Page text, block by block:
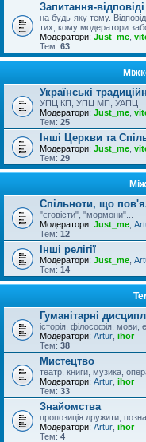
Запитання-відповіді
на будь-яку тему.
тих, кому модератори
Модератори: Just_me
Тем: 63
Українські
УПЦ КП, УПЦ МП, УАПЦ
Модератори: Just_me
Тем: 25
Інші Церкви та
Модератори: Just_me
Тем: 29
Спільноти, що
"єговісти", "мормони"...
Модератори: Just_me
Тем: 12
Інші релігії
Модератори: Just_me
Тем: 14
Гуманітарні
історія, філософія, мови,
Модератори: Artur ihor
Тем: 38
Мистецтво
театр, книги, музика,
Модератори: Artur ihor
Тем: 33
Знайомства
пропозиція дружити,
Модератори: Artur ihor
Тем: 4